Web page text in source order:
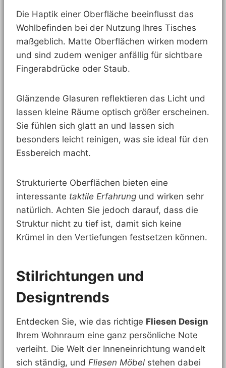
Die Haptik einer Oberfläche beeinflusst das
Wohlbefinden bei der Nutzung Ihres Tisches
maßgeblich. Matte Oberflächen wirken modern
und sind zudem weniger anfällig für sichtbare
Fingerabdrücke oder Staub.
Glänzende Glasuren reflektieren das Licht und
lassen kleine Räume optisch größer erscheinen.
Sie fühlen sich glatt an und lassen sich
besonders leicht reinigen, was sie ideal für den
Essbereich macht.
Strukturierte Oberflächen bieten eine
interessante taktile Erfahrung und wirken sehr
natürlich. Achten Sie jedoch darauf, dass die
Struktur nicht zu tief ist, damit sich keine
Krümel in den Vertiefungen festsetzen können.
Stilrichtungen und
Designtrends
Entdecken Sie, wie das richtige Fliesen Design
Ihrem Wohnraum eine ganz persönliche Note
verleiht. Die Welt der Inneneinrichtung wandelt
sich ständig, und Fliesen Möbel stehen dabei